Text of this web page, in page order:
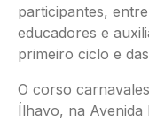
participantes,
educadores e
primeiro ciclo e
O corso
Ílhavo, na